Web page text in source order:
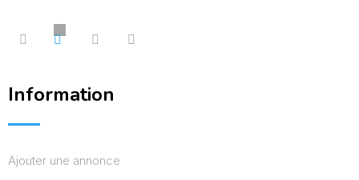
Information
Ajouter une annonce